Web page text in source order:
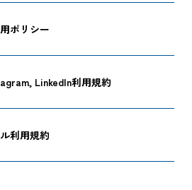
ポリシー
LinkedIn利用規約
利用規約